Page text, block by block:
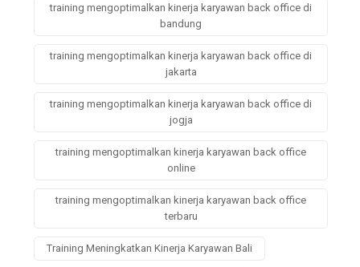
training mengoptimalkan kinerja karyawan back office di
bandung
training mengoptimalkan kinerja karyawan back office di
jakarta
training mengoptimalkan kinerja karyawan back office di
jogja
training mengoptimalkan kinerja karyawan back office
online
training mengoptimalkan kinerja karyawan back office
terbaru
Training Meningkatkan Kinerja Karyawan Bali